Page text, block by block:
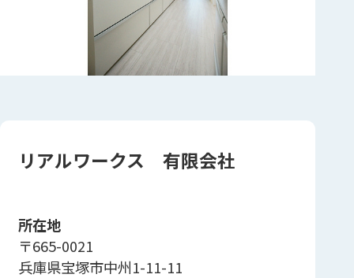
リアルワークス 有限会社
所在地
〒665-0021
兵庫県宝塚市中州1-11-11